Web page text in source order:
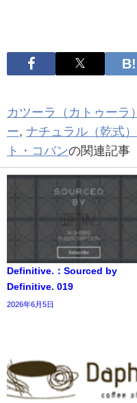
カツーラ（カトゥーラ）
ー, ナチュラル（乾式）
ト・コバンの関連記事
Definitive.：Sourced by
Definitive. 019
2026年6月5日